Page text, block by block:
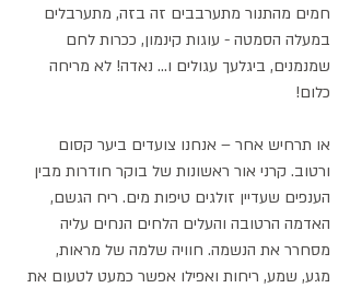
חמים מהתנור מתערבבים זה בזה, מתערבלים
במעלה הסמטה - עוגות קינמון, ככרות לחם
שמנמנים, ביגלעך עגולים ו... נאדה! לא מריחה
כלום!
או תרחיש אחר – אנחנו צועדים ביער קסום
ורטוב. קרני אור ראשונות של בוקר חודרות מבין
הענפים שעדיין זולגים טיפות מים. ריח הגשם,
האדמה הרטובה והעלים הלחים הנחים עליה
מסחרר את הנשמה. חוויה שלמה של מראות,
מגע, שמע, ריחות ואפילו אפשר כמעט לטעום את